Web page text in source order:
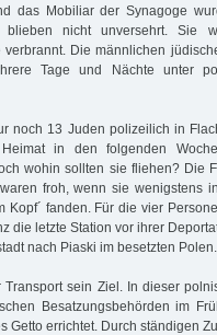
das Mobiliar der Synagoge
blieben nicht unversehrt. Sie
Die männlichen
Tage und Nächte unter
noch 13 Juden polizeilich in
in den folgenden
wohin sollten sie fliehen? Die
froh, wenn sie wenigstens
Kopf´ fanden. Für die vier
die letzte Station vor ihrer
nach Piaski im besetzten Polen.
Transport sein Ziel. In dieser
Besatzungsbehörden im
Getto errichtet. Durch ständigen